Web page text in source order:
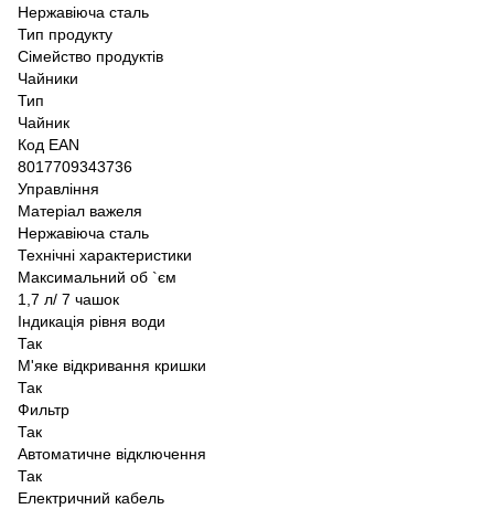
Нержавіюча сталь
Тип продукту
Сімейство продуктів
Чайники
Тип
Чайник
Код EAN
8017709343736
Управління
Матеріал важеля
Нержавіюча сталь
Технічні характеристики
Максимальний об `єм
1,7 л/ 7 чашок
Індикація рівня води
Так
М'яке відкривання кришки
Так
Фильтр
Так
Автоматичне відключення
Так
Електричний кабель